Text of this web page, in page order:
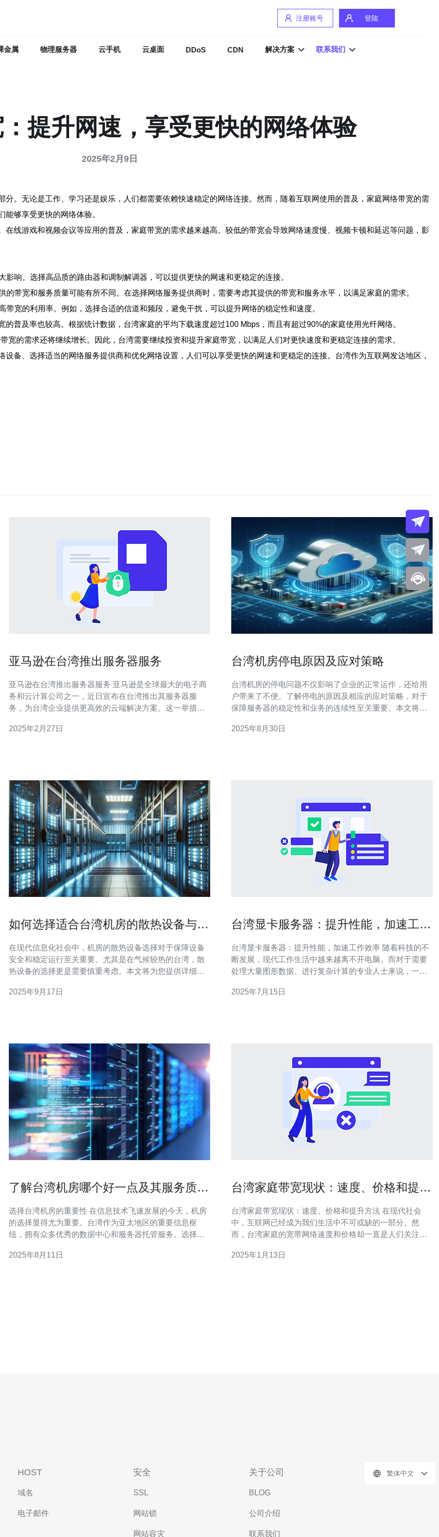
注册账号 登陆
金属 物理服务器 云手机 云桌面 DDoS CDN 解决方案 联系我们
提升网速，享受更快的网络体验
2025年2月9日
。无论是工作、学习还是娱乐，人们都需要依赖快速稳定的网络连接。然而，随着互联网使用的普及，家庭网络带宽的需
够享受更快的网络体验。
线游戏和视频会议等应用的普及，家庭带宽的需求越来越高。较低的带宽会导致网络速度慢、视频卡顿和延迟等问题，影
响。选择高品质的路由器和调制解调器，可以提供更快的网速和更稳定的连接。
带宽和服务质量可能有所不同。在选择网络服务提供商时，需要考虑其提供的带宽和服务水平，以满足家庭的需求。
宽的利用率。例如，选择合适的信道和频段，避免干扰，可以提升网络的稳定性和速度。
普及率也较高。根据统计数据，台湾家庭的平均下载速度超过100 Mbps，而且有超过90%的家庭使用光纤网络。
宽的需求还将继续增长。因此，台湾需要继续投资和提升家庭带宽，以满足人们对更快速度和更稳定连接的需求。
备、选择适当的网络服务提供商和优化网络设置，人们可以享受更快的网速和更稳定的连接。台湾作为互联网发达地区，
亚马逊在台湾推出服务器服务
亚马逊在台湾推出服务器服务 亚马逊是全球最大的电子商
务和云计算公司之一，近日宣布在台湾推出其服务器服
务，为台湾企业提供更高效的云端解决方案。这一举措将
会和选择。 亚马逊的服务器服务（Amazon Web
2025年2月27日
台湾机房停电原因及应对策略
台湾机房的停电问题不仅影响了企业的正常运作，还给用
户带来了不便。了解停电的原因及相应的应对策略，对于
保障服务器的稳定性和业务的连续性至关重要。本文将深
略，同时推荐德讯电讯作为解决方案的优质服务提供商。
2025年8月30日
如何选择适合台湾机房的散热设备与工
在现代信息化社会中，机房的散热设备选择对于保障设备
安全和稳定运行至关重要。尤其是在气候较热的台湾，散
热设备的选择更是需要慎重考虑。本文将为您提供详细的
一些值得信赖的工厂。 选择适合的散热设备并不是一件简
2025年9月17日
台湾显卡服务器：提升性能，加速工作
台湾显卡服务器：提升性能，加速工作效率 随着科技的不
断发展，现代工作生活中越来越离不开电脑。而对于需要
处理大量图形数据、进行复杂计算的专业人士来说，一台
作为全球半导体产业的重要中心，拥有众多知名显卡制造
2025年7月15日
了解台湾机房哪个好一点及其服务质量
选择台湾机房的重要性 在信息技术飞速发展的今天，机房
的选择显得尤为重要。台湾作为亚太地区的重要信息枢
纽，拥有众多优秀的数据中心和服务器托管服务。选择合
全性。本文将为您详细介绍台湾机房的选择标准及其服务
2025年8月11日
台湾家庭带宽现状：速度、价格和提升
台湾家庭带宽现状：速度、价格和提升方法 在现代社会
中，互联网已经成为我们生活中不可或缺的一部分。然
而，台湾家庭的宽带网络速度和价格却一直是人们关注的
以及提升方法。 台湾家庭的带宽速度在亚洲地区处于领先
2025年1月13日
HOST
域名
电子邮件
安全
SSL
网站锁
网站容灾
关于公司
BLOG
公司介绍
联系我们
繁体中文